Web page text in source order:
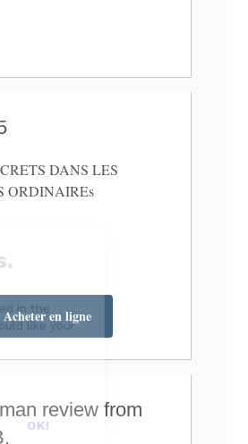
DANS LES
ORDINAIREs
Acheter en ligne
review from
Cookies.
sure you were interested in the
disturbing you. We would like your
during your visit ...
how.
certified by
I want to choose